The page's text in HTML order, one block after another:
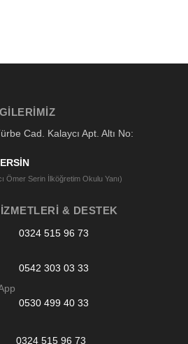
Cad. Kalaycı Apt. Altı No:
Ömer Serin İlköğretim Okulu Yanı)
& DESTEK
0324 515 96 73
0542 303 03 33
0530 499 40 33
0324 515 96 73